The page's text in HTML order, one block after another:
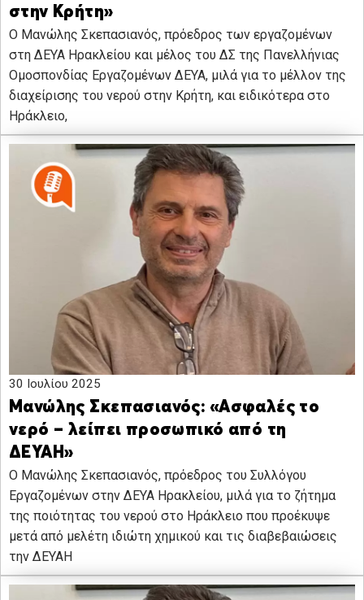
στην Κρήτη»
Ο Μανώλης Σκεπασιανός, πρόεδρος των εργαζομένων
στη ΔΕΥΑ Ηρακλείου και μέλος του ΔΣ της Πανελλήνιας
Ομοσπονδίας Εργαζομένων ΔΕΥΑ, μιλά για το μέλλον της
διαχείρισης του νερού στην Κρήτη, και ειδικότερα στο
Ηράκλειο,
30 Ιουλίου 2025
Μανώλης Σκεπασιανός: «Ασφαλές το
νερό – λείπει προσωπικό από τη
ΔΕΥΑΗ»
Ο Μανώλης Σκεπασιανός, πρόεδρος του Συλλόγου
Εργαζομένων στην ΔΕΥΑ Ηρακλείου, μιλά για το ζήτημα
της ποιότητας του νερού στο Ηράκλειο που προέκυψε
μετά από μελέτη ιδιώτη χημικού και τις διαβεβαιώσεις
την ΔΕΥΑΗ